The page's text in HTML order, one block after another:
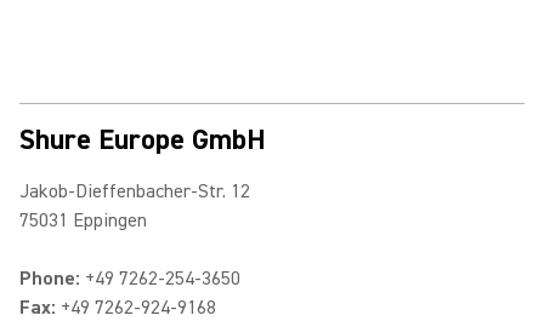
Shure Europe GmbH
Jakob-Dieffenbacher-Str. 12
75031 Eppingen
Phone: +49 7262-254-3650
Fax: +49 7262-924-9168